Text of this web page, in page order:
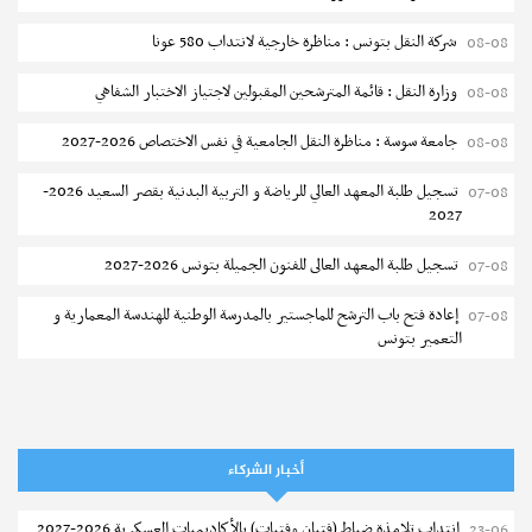
فتح باب الترشح للحصول على منح التنقل لتركيا - جامعة سوسة
هل تتوفر دروس لتعلم اللغة التركية في الجامعات التركية؟
08-08 شركة النقل بتونس : مناظرة خارجية لانتداب 580 عونا
08-08 وزارة النقل : قائمة المترشحين المقبولين لاجتياز الاختبار الشفاهي
08-08 جامعة سوسة : مناظرة النقل الجامعية في نفس الاختصاص 2026-2027
07-08
تسجيل طلبة المعهد العالي للرياضة و التربية البدنية بقصر السعيد 2026-
2027
07-08 تسجيل طلبة المعهد العالى للفنون الجميلة بتونس 2026-2027
07-08 إعادة فتح باب الترشح للماجستير بالمدرسة الوطنية للهندسة المعمارية و
التعمير بتونس
المعهد العالي للعلوم التطبيقية والتكنولوجيا بالقيروان : الترشح للماجستير
أخبار الشركاء